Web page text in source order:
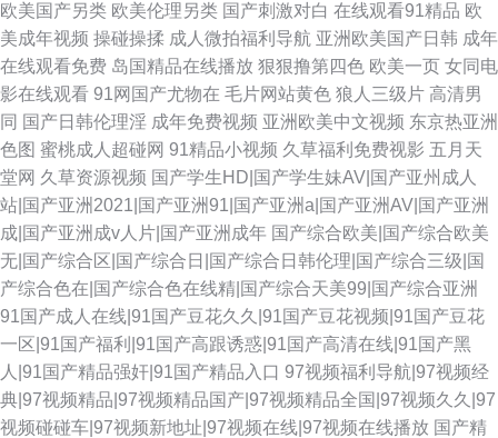
欧美国产另类 欧美伦理另类 国产刺激对白 在线观看91精品 欧
美成年视频 操碰操揉 成人微拍福利导航 亚洲欧美国产日韩 成年
在线观看免费 岛国精品在线播放 狠狠撸第四色 欧美一页 女同电
影在线观看 91网国产尤物在 毛片网站黄色 狼人三级片 高清男
同 国产日韩伦理淫 成年免费视频 亚洲欧美中文视频 东京热亚洲
色图 蜜桃成人超碰网 91精品小视频 久草福利免费视影 五月天
堂网 久草资源视频 国产学生HD|国产学生妹AV|国产亚州成人
站|国产亚洲2021|国产亚洲91|国产亚洲a|国产亚洲AV|国产亚洲
成|国产亚洲成v人片|国产亚洲成年 国产综合欧美|国产综合欧美
无|国产综合区|国产综合日|国产综合日韩伦理|国产综合三级|国
产综合色在|国产综合色在线精|国产综合天美99|国产综合亚洲
91国产成人在线|91国产豆花久久|91国产豆花视频|91国产豆花
一区|91国产福利|91国产高跟诱惑|91国产高清在线|91国产黑
人|91国产精品强奸|91国产精品入口 97视频福利导航|97视频经
典|97视频精品|97视频精品国产|97视频精品全国|97视频久久|97
视频碰碰车|97视频新地址|97视频在线|97视频在线播放 国产精